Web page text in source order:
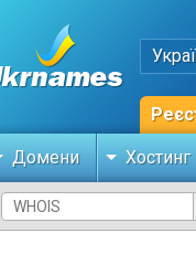
Домени Хостинг